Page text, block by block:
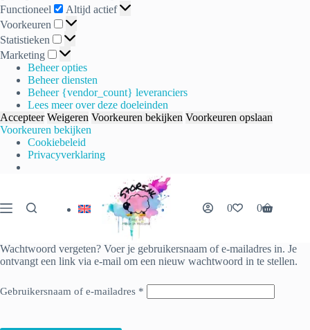
Functioneel
Functioneel
Altijd actief
Voorkeuren
Voorkeuren
Statistieken Statistieken
Marketing Marketing
Beheer opties
Beheer diensten
Beheer {vendor_count} leveranciers
Lees meer over deze doeleinden
Accepteer Weigeren Voorkeuren bekijken Voorkeuren opslaan
Voorkeuren bekijken
Cookiebeleid
Privacyverklaring
de
inhoud
0 0
Wachtwoord vergeten? Voer je gebruikersnaam of e-mailadres in. Je
ontvangt een link via e-mail om een nieuw wachtwoord in te stellen.
Gebruikersnaam of e-mailadres *